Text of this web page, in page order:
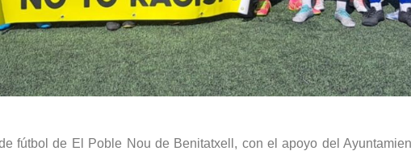
fútbol de El Poble Nou de Benitatxell, con el apoyo del